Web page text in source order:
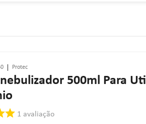
Protec
500ml Para Uti
1 avaliação